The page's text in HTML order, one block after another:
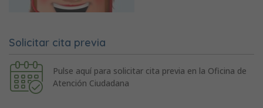
Solicitar cita previa
Pulse aquí para solicitar cita previa en la Oficina de
Atención Ciudadana